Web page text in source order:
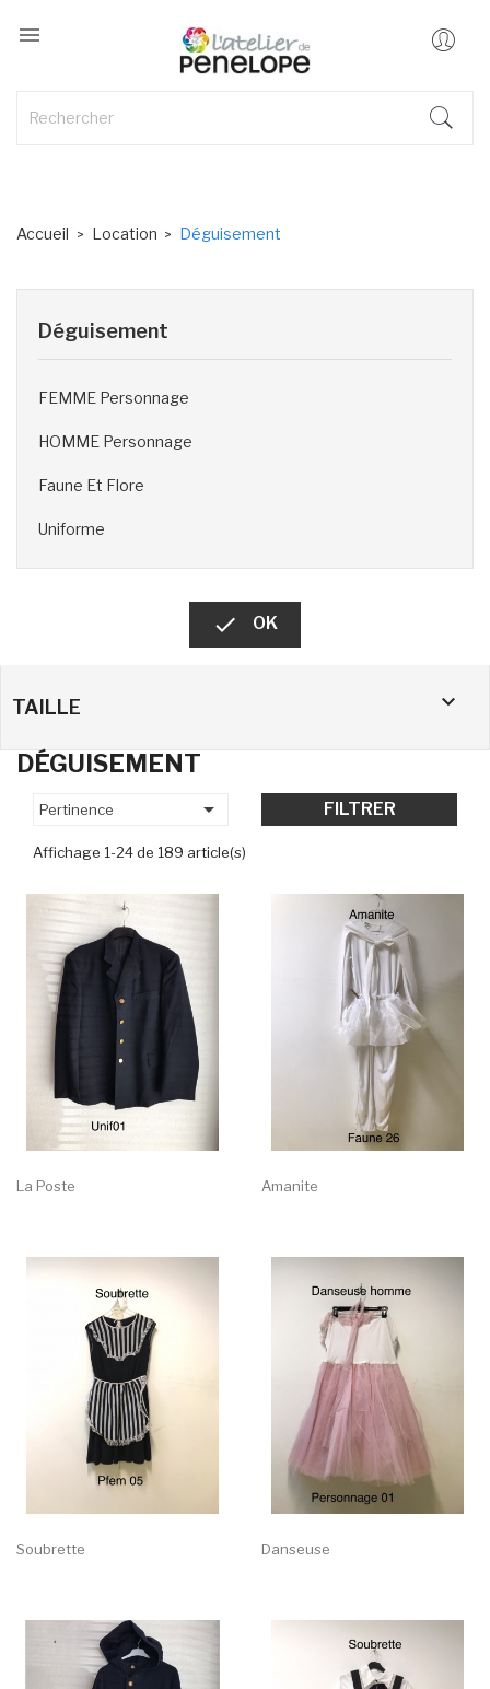

Accueil Location Déguisement
Déguisement
FEMME Personnage
HOMME Personnage
Faune Et Flore
Uniforme
 OK
TAILLE 
DÉGUISEMENT
Pertinence  FILTRER
Affichage 1-24 de 189 article(s)
La Poste Amanite
Soubrette Danseuse